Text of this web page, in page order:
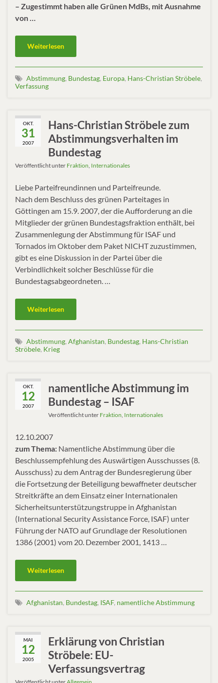
– Zugestimmt haben alle Grünen MdBs, mit Ausnahme
von …
Weiterlesen
Abstimmung, Bundestag, Europa, Hans-Christian Ströbele,
Verfassung
OKT.
31
2007
Hans-Christian Ströbele zum
Abstimmungsverhalten im
Bundestag
Veröffentlicht unter Fraktion Internationales
Liebe Parteifreundinnen und Parteifreunde.
Nach dem Beschluss des grünen Parteitages in
Göttingen am 15.9. 2007, der die Aufforderung an die
Mitglieder der grünen Bundestagsfraktion enthält, bei
Zusammenlegung der Abstimmung für ISAF und
Tornados im Oktober dem Paket NICHT zuzustimmen,
gibt es eine Diskussion in der Partei über die
Verbindlichkeit solcher Beschlüsse für die
Bundestagsabgeordneten. …
Weiterlesen
Abstimmung, Afghanistan, Bundestag, Hans-Christian
Ströbele, Krieg
OKT.
12
2007
namentliche Abstimmung im
Bundestag – ISAF
Veröffentlicht unter Fraktion Internationales
12.10.2007
zum Thema: Namentliche Abstimmung über die
Beschlussempfehlung des Auswärtigen Ausschusses (8.
Ausschuss) zu dem Antrag der Bundesregierung über
die Fortsetzung der Beteiligung bewaffneter deutscher
Streitkräfte an dem Einsatz einer Internationalen
Sicherheitsunterstützungstruppe in Afghanistan
(International Security Assistance Force, ISAF) unter
Führung der NATO auf Grundlage der Resolutionen
1386 (2001) vom 20. Dezember 2001, 1413 …
Weiterlesen
Afghanistan, Bundestag, ISAF, namentliche Abstimmung
MAI
12
2005
Erklärung von Christian
Ströbele: EU-
Verfassungsvertrag